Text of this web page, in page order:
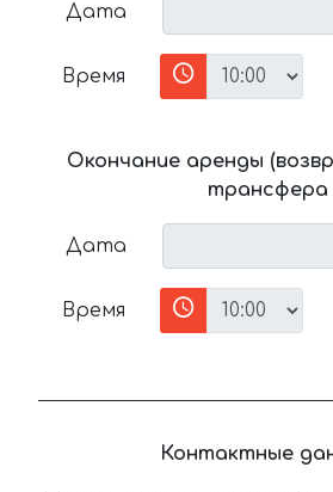
Дата
Время
Окончание аренды
трансфера
Дата
Время
Контактные